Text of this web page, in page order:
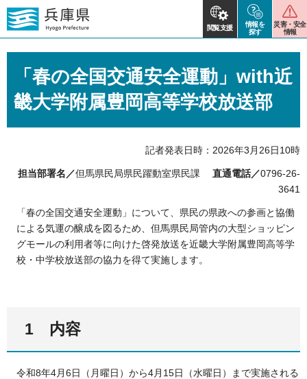
閲覧支援
情報を
探す
災害・安全
情報
「春の全国交通安全運動」with近
畿大学附属豊岡高等学校放送部
記者発表日時：2026年3月26日10時
担当部署名／但馬県民局県民躍動室県民課 直通電話／0796-26-
3641
「春の全国交通安全運動」について、県民の県政への参画と協働
による気運の醸成を図るため、但馬県民局管内の大型ショッピン
グモールの利用者等に向けた啓発放送を近畿大学附属豊岡高等学
校・中学校放送部の協力を得て実施します。
1 内容
令和8年4月6日（月曜日）から4月15日（水曜日）まで実施される